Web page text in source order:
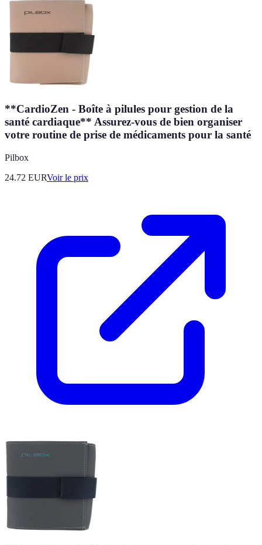
**CardioZen - Boîte à pilules pour gestion de la
santé cardiaque** Assurez-vous de bien organiser
votre routine de prise de médicaments pour la santé
Pilbox
24.72 EURVoir le prix